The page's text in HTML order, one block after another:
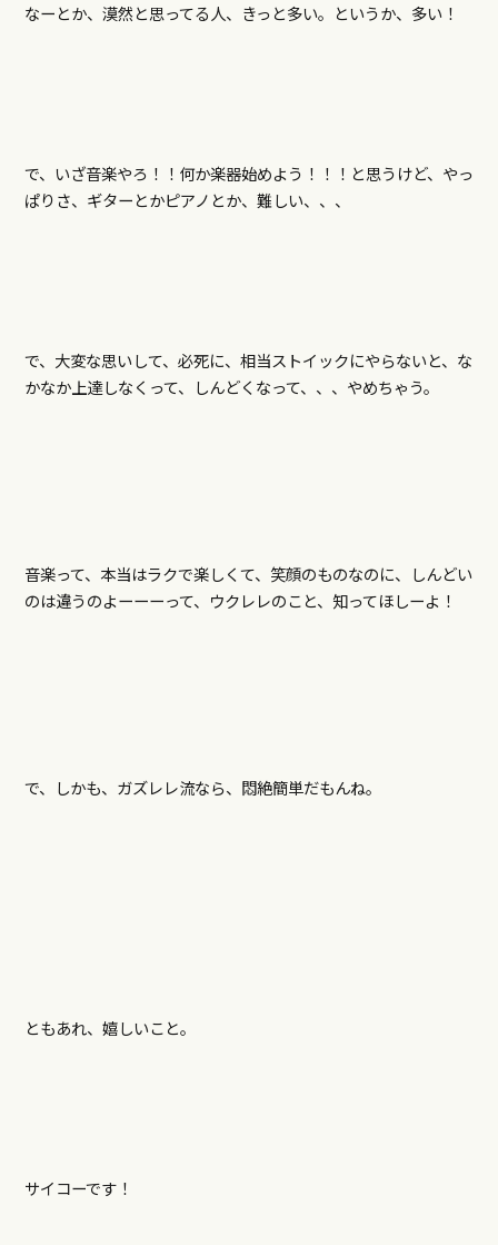
なーとか、漠然と思ってる人、きっと多い。というか、多い！
で、いざ音楽やろ！！何か楽器始めよう！！！と思うけど、やっ
ぱりさ、ギターとかピアノとか、難しい、、、
で、大変な思いして、必死に、相当ストイックにやらないと、な
かなか上達しなくって、しんどくなって、、、やめちゃう。
音楽って、本当はラクで楽しくて、笑顔のものなのに、しんどい
のは違うのよーーーって、ウクレレのこと、知ってほしーよ！
で、しかも、ガズレレ流なら、悶絶簡単だもんね。
ともあれ、嬉しいこと。
サイコーです！